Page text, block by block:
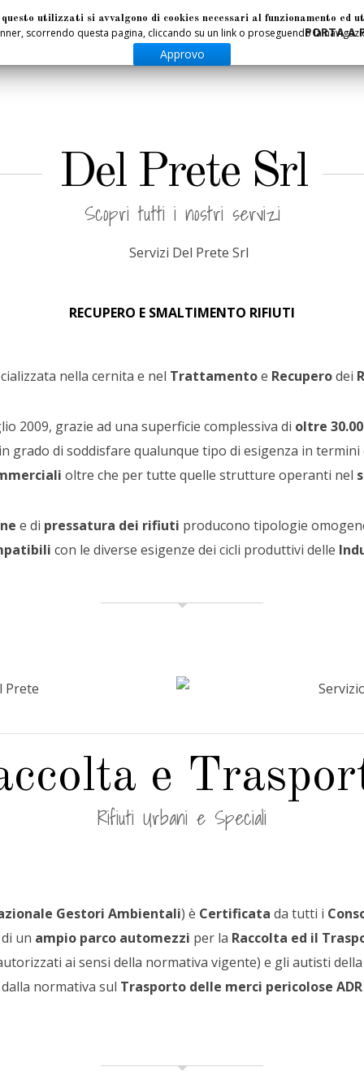
PORTA A
Del Prete Srl
Scopri tutti i nostri servizi
RECUPERO E SMALTIMENTO RIFIUTI
nella cernita e nel Trattamentoe Recuperodei
2009, grazie ad una superficie complessiva di oltre
grado di soddisfare qualunque tipo di esigenza in termini
oltre che per tutte quelle strutture operanti nel
e di pressatura dei rifiuti producono tipologie
con le diverse esigenze dei cicli produttivi delle
e
Rifiuti Urbani e Speciali
Gestori Ambientali) è Certificata da tutti i
un ampio parco automezzi per la Raccolta ed il
ai sensi della normativa vigente) e gli autisti
dalla normativa sul Trasporto delle merci pericolose ADR
utilizzati si avvalgono di cookies necessari al funzionamento
scorrendo questa pagina, cliccando su un link o proseguendo la
Approvo